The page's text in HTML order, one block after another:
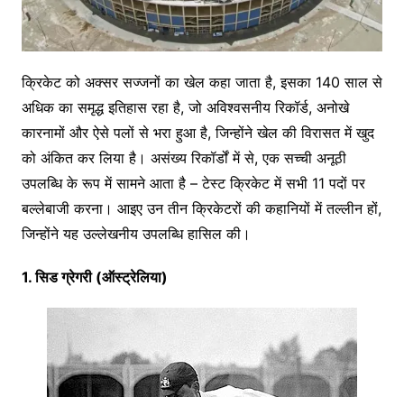
क्रिकेट को अक्सर सज्जनों का खेल कहा जाता है, इसका 140 साल से
अधिक का समृद्ध इतिहास रहा है, जो अविश्वसनीय रिकॉर्ड, अनोखे
कारनामों और ऐसे पलों से भरा हुआ है, जिन्होंने खेल की विरासत में खुद
को अंकित कर लिया है। असंख्य रिकॉर्डों में से, एक सच्ची अनूठी
उपलब्धि के रूप में सामने आता है – टेस्ट क्रिकेट में सभी 11 पदों पर
बल्लेबाजी करना। आइए उन तीन क्रिकेटरों की कहानियों में तल्लीन हों,
जिन्होंने यह उल्लेखनीय उपलब्धि हासिल की।
1. सिड ग्रेगरी (ऑस्ट्रेलिया)